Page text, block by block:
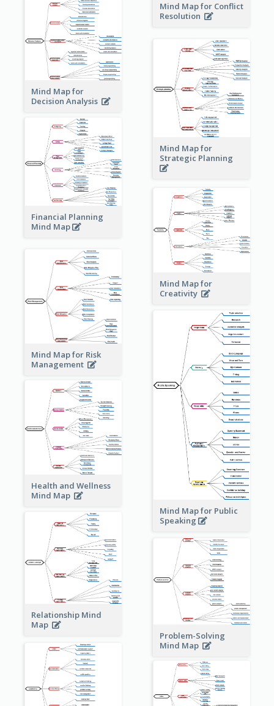
Mind Map for Conflict
Resolution
Mind Map for
Decision Analysis
Mind Map for
Strategic Planning
Financial Planning
Mind Map
Mind Map for
Creativity
Mind Map for Risk
Management
Mind Map for Public
Speaking
Health and Wellness
Mind Map
Relationship Mind
Map
Problem-Solving
Mind Map